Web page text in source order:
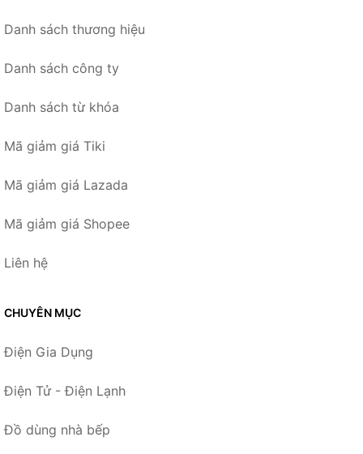
Danh sách thương hiệu
Danh sách công ty
Danh sách từ khóa
Mã giảm giá Tiki
Mã giảm giá Lazada
Mã giảm giá Shopee
Liên hệ
CHUYÊN MỤC
Điện Gia Dụng
Điện Tử - Điện Lạnh
Đồ dùng nhà bếp